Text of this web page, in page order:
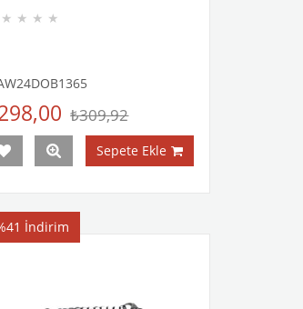
8 MM ASANSÖR
★ ★ ★ ★
₺309,92
Sepete Ekle
İndirim